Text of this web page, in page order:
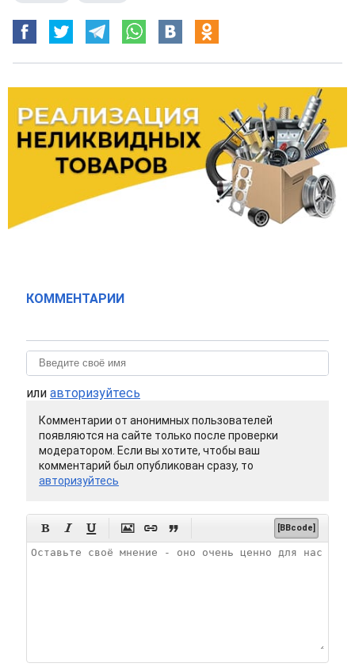
КОММЕНТАРИИ
или авторизуйтесь
Комментарии от анонимных пользователей
появляются на сайте только после проверки
модератором. Если вы хотите, чтобы ваш
комментарий был опубликован сразу, то
авторизуйтесь
      [BBcode]